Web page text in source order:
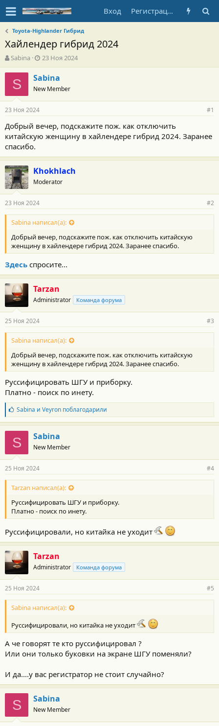
Вход Регистрация
Toyota-Highlander Гибрид
Хайлендер гибрид 2024
А
в
т
о
т
е
м
ы
Sabina
Д
а
т
а
н
а
а
л
а
23 Ноя 2024
S Sabina
New Member
23 Ноя 2024 #1
Добрый вечер, подскажите пож. как отключить
китайскую женщину в хайлендере гибрид 2024. Заранее
спасибо.
Khokhlach
Moderator
23 Ноя 2024 #2
Sabina написал(а):
Добрый вечер, подскажите пож. как отключить китайскую
женщину в хайлендере гибрид 2024. Заранее спасибо.
Здесь спросите...
Tarzan
Administrator Команда форума
25 Ноя 2024 #3
Sabina написал(а):
Добрый вечер, подскажите пож. как отключить китайскую
женщину в хайлендере гибрид 2024. Заранее спасибо.
Руссифицировать ШГУ и приборку.
Платно - поиск по инету.
Б
л
а
г
о
д
а
н
о
с
и
:
Sabina и Veyronпоблагодарили
S Sabina
New Member
25 Ноя 2024 #4
Tarzan написал(а):
Руссифицировать ШГУ и приборку.
Платно - поиск по инету.
Руссифицировали, но китайка не уходит
Tarzan
Administrator Команда форума
25 Ноя 2024 #5
Sabina написал(а):
Руссифицировали, но китайка не уходит
А че говорят те кто руссифицировал ?
Или они только буковки на экране ШГУ поменяли?
И да....у вас регистратор не стоит случайно?
S Sabina
New Member